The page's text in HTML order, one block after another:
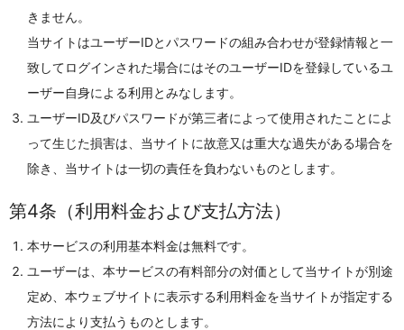
きません。
当サイトはユーザーIDとパスワードの組み合わせが登録情報と一
致してログインされた場合にはそのユーザーIDを登録しているユ
ーザー自身による利用とみなします。
ユーザーID及びパスワードが第三者によって使用されたことによ
って生じた損害は、当サイトに故意又は重大な過失がある場合を
除き、当サイトは一切の責任を負わないものとします。
第4条（利用料金および支払方法）
本サービスの利用基本料金は無料です。
ユーザーは、本サービスの有料部分の対価として当サイトが別途
定め、本ウェブサイトに表示する利用料金を当サイトが指定する
方法により支払うものとします。